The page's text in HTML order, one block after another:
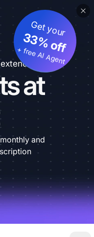
at
Get your
33% off
+ free AI Agent
and